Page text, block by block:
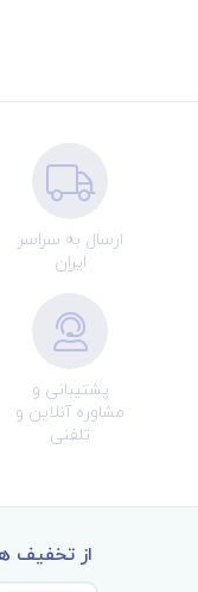
ارسال به سراسر
ایران
پشتیبانی و
مشاوره آنلاین و
تلفنی
از تخفیف